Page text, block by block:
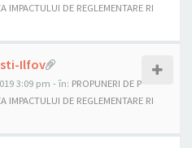
IMPACTULUI DE REGLEMENTARE RI
Ilfov
3:09 pm - în: PROPUNERI DE P
IMPACTULUI DE REGLEMENTARE RI